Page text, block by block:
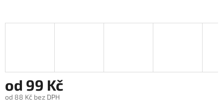
od 99 Kč
od 88 Kč bez DPH